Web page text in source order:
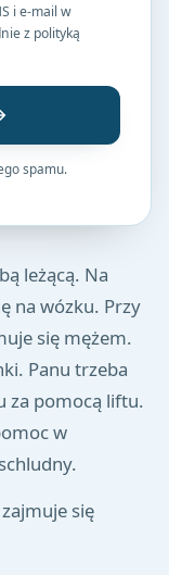
i e-mail w
z polityką
spamu.
leżącą. Na
na wózku. Przy
się mężem.
Panu trzeba
za pomocą liftu.
w
się